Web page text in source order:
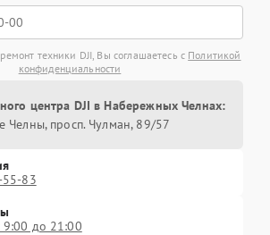
техники DJI, Вы соглашаетесь с Политикой
конфиденциальности
центра DJI в Набережных Челнах:
Челны, просп. Чулман, 89/57
55-83
9:00 до 21:00